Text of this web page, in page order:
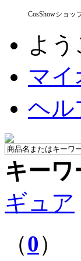
CosShowショ
よ
マイ
ヘル
キーワ
ギュア
（0）